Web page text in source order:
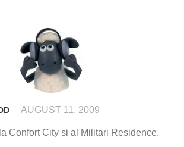
AUGUST 11, 2009
Confort City si al Militari Residence.